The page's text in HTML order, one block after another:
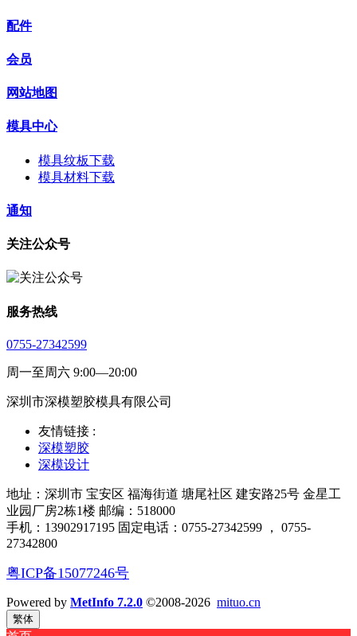
配件
会员
网站地图
模具中心
模具纹板下载
模具材料下载
通知
关注公众号
服务热线
0755-27342599
周一至周六 9:00—20:00
深圳市深模塑胶模具有限公司
友情链接 :
深模塑胶
深模设计
地址：深圳市 宝安区 福海街道 塘尾社区 建安路25号 金星工
业园厂房2栋1楼 邮编：518000
手机：13902917195 固定电话：0755-27342599 ， 0755-
27342800
粤ICP备15077246号
Powered by MetInfo 7.2.0 ©2008-2026 mituo.cn
繁体